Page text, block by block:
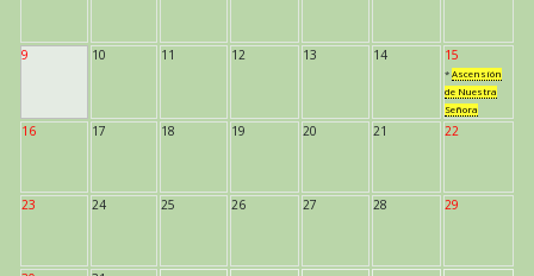
9 10 11 12 13 14 15
* Ascensión
de Nuestra
Señora
16 17 18 19 20 21 22
23 24 25 26 27 28 29